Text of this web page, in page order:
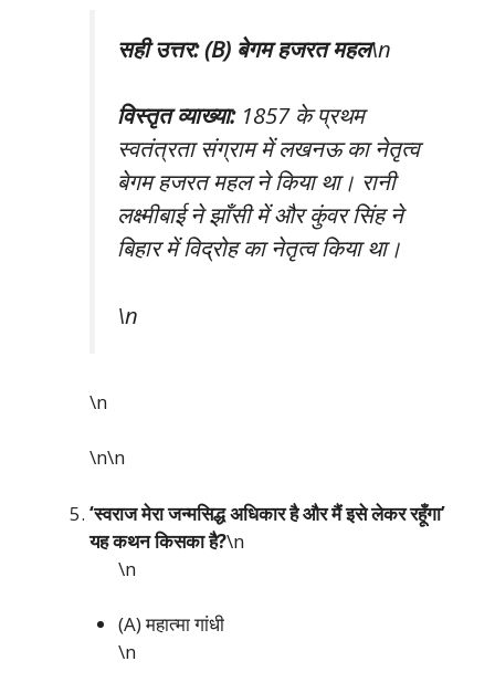
सही उत्तर: (B) बेगम हजरत महल\n
विस्तृत व्याख्या:1857 के प्रथम
स्वतंत्रता संग्राम में लखनऊ का नेतृत्व
बेगम हजरत महल ने किया था। रानी
लक्ष्मीबाई ने झाँसी में और कुंवर सिंह ने
बिहार में विद्रोह का नेतृत्व किया था।
\n
\n
\n\n
‘स्वराज मेरा जन्मसिद्ध अधिकार है और मैं इसे लेकर रहूँगा’
यह कथन किसका है?\n
\n
(A) महात्मा गांधी
\n